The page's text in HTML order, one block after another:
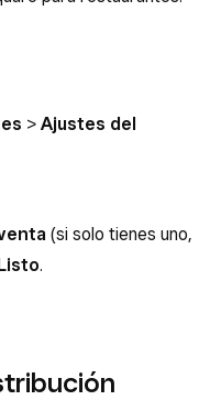
> Ajustes del
(si solo tienes uno,
.